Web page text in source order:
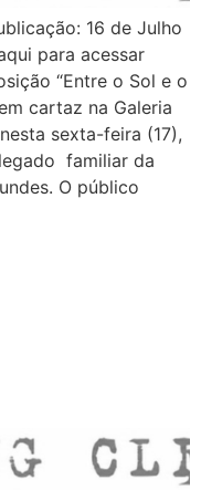
16 de Julho
para acessar
“Entre o Sol e o
cartaz na Galeria
sexta-feira (17),
familiar da
O público